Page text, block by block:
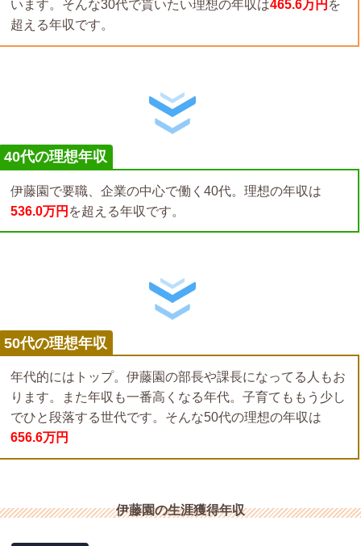
います。そんな30代で貰いたい理想の年収は465.6万円 を
超える年収です。
40代の理想年収
伊藤園で要職、企業の中心で働く40代。理想の年収は
536.0万円 を超える年収です。
50代の理想年収
年代的にはトップ。伊藤園の部長や課長になってる人もお
ります。また年収も一番高くなる年代。子育てももう少し
でひと段落する世代です。そんな50代の理想の年収は
656.6万円
伊藤園の生涯獲得年収